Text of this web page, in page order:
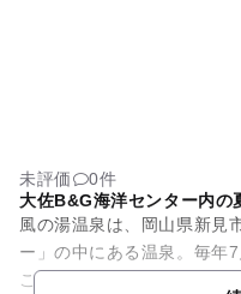
未評価
0件
大佐B&G海洋センター内の
風の湯温泉は、岡山県新見
ー」の中にある温泉。毎年
この温泉は、海洋センター